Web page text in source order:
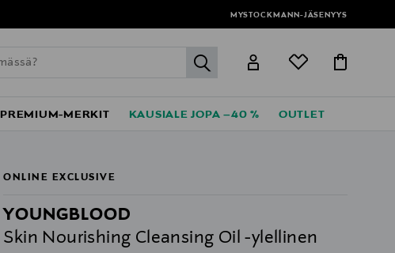
MYSTOCKMANN-JÄSENYYS
label.header.go
PREMIUM-MERKIT KAUSIALE JOPA –40 % OUTLET
ONLINE EXCLUSIVE
YOUNGBLOOD
Skin Nourishing Cleansing Oil -ylellinen